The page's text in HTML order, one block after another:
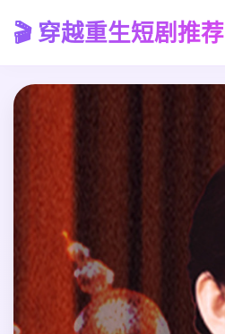
🎬 穿越重生短剧推荐